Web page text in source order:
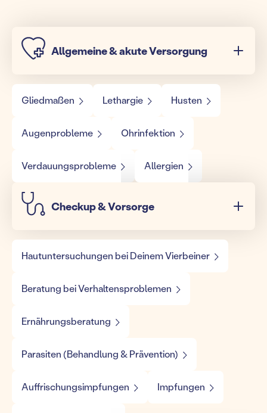
Allgemeine & akute Versorgung
Gliedmaßen Lethargie Husten
Augenprobleme Ohrinfektion
Verdauungsprobleme Allergien
Checkup & Vorsorge
Hautuntersuchungen bei Deinem Vierbeiner
Beratung bei Verhaltensproblemen
Ernährungsberatung
Parasiten (Behandlung & Prävention)
Auffrischungsimpfungen Impfungen